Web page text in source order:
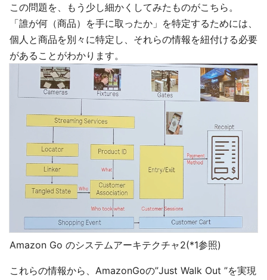
この問題を、もう少し細かくしてみたものがこちら。
「誰が何（商品）を手に取ったか」を特定するためには、
個人と商品を別々に特定し、それらの情報を紐付ける必要
があることがわかります。
Amazon Go のシステムアーキテクチャ2(*1参照)
これらの情報から、AmazonGoの”Just Walk Out ”を実現